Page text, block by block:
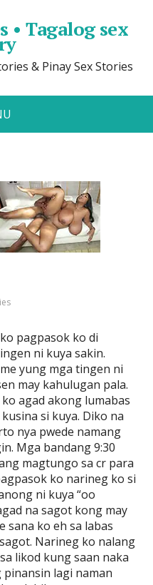
• Tagalog sex
& Pinay Sex Stories
pagpasok ko di
ni kuya sakin.
yung mga tingen ni
may kahulugan pala.
agad akong lumabas
si kuya. Diko na
nya pwede namang
Mga bandang 9:30
magtungo sa cr para
ko narineg ko si
ni kuya “oo
na sagot kong may
sana ko eh sa labas
Narineg ko nalang
likod kung saan naka
lagi naman